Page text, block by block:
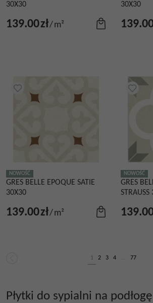
30X30
139.00zł/m²
30X30
NOWOŚĆ
GRES BELLE EPOQUE SATIE
30X30
139.00zł/m²
NOWOŚĆ
GRES
STRAUSS
1 2 3 4 ... 77
Płytki do sypialni na